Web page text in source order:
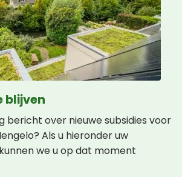
blijven
bericht over nieuwe subsidies voor
Als u hieronder uw
we u op dat moment